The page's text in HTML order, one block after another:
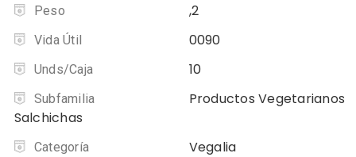
Peso ,2
Vida Útil 0090
Unds/Caja 10
Subfamilia
Productos Vegetarianos
Salchichas
Categoría Vegalia